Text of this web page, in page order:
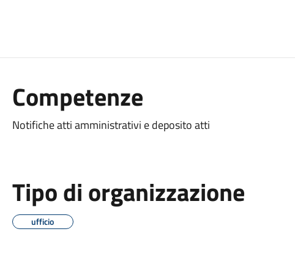
Competenze
Notifiche atti amministrativi e deposito atti
Tipo di organizzazione
ufficio